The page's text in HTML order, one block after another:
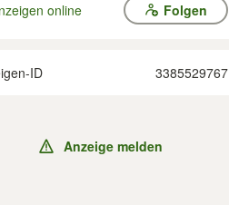
online Folgen
ID 3385529767
Anzeige melden